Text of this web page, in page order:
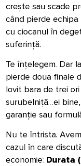
crește sau scade
când pierde
cu ciocanul în
suferință.
Te înțelegem. Dar
pierde doua finale
lovit bara de trei
șurubelniță…ei
garanție sau
Nu te întrista.
cazul în care
economie: Durata